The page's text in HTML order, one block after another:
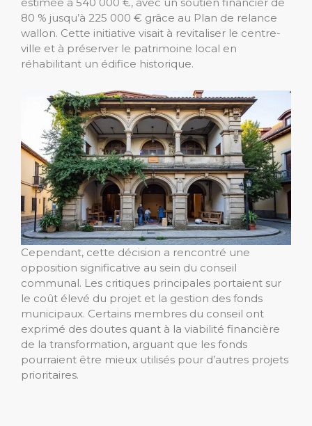
80 % jusqu’à 225 000 € grâce au Plan de relance
wallon. Cette initiative visait à revitaliser le centre-
ville et à préserver le patrimoine local en
réhabilitant un édifice historique.
Cependant, cette décision a rencontré une
opposition significative au sein du conseil
communal. Les critiques principales portaient sur
le coût élevé du projet et la gestion des fonds
municipaux. Certains membres du conseil ont
exprimé des doutes quant à la viabilité financière
de la transformation, arguant que les fonds
pourraient être mieux utilisés pour d’autres projets
prioritaires.